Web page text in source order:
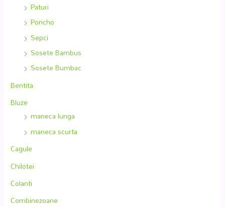
Paturi
Poncho
Sepci
Sosete Bambus
Sosete Bumbac
Bentita
Bluze
maneca lunga
maneca scurta
Cagule
Chilotei
Colanti
Combinezoane